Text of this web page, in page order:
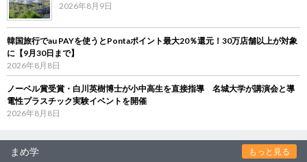
2026年8月9日
韓国旅行でau PAYを使うとPontaポイント最大20％還元！30万店舗以上が対象
に【9月30日まで】
2026年8月8日
ノーベル賞受賞・白川英樹博士が小中高生を直接指導 名城大学が講演会と導
電性プラスチック実験イベントを開催
2026年8月8日
まめ学 もっと見る